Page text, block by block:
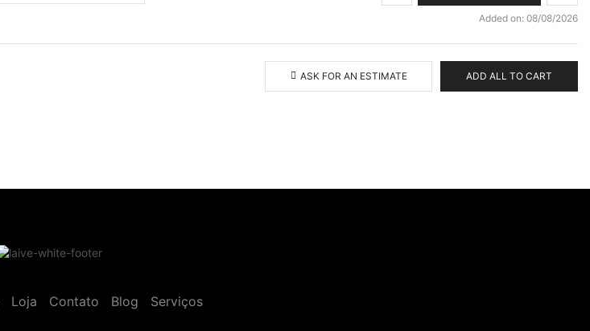
Added on: 08/08/2026
ASK FOR AN ESTIMATE ADD ALL TO CART
Loja Contato Blog Serviços